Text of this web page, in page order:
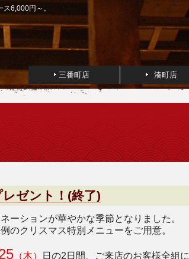
6,000円～。
湊町店
三番町店
ゼント！(終了)
ーションが華やかな季節となりました。
のクリスマス特別メニューをご用意。
（木）
日の2日間、ご来店のお客様全組に